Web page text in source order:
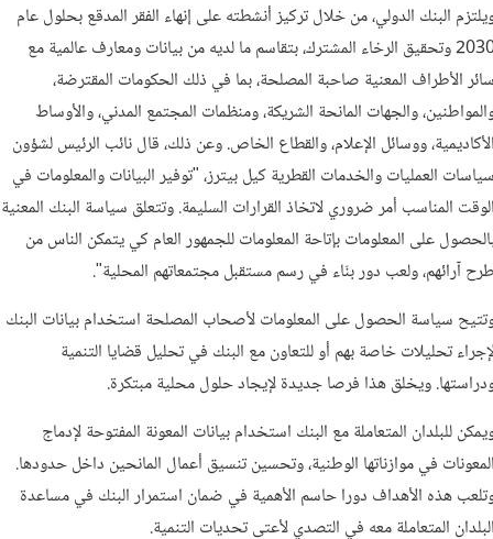
البنك الدولي، من خلال تركيز أنشطته على إنهاء الفقر المدقع بحلول عام
2030 وتحقيق الرخاء المشترك، بتقاسم ما لديه من بيانات ومعارف عالمية مع
الأطراف المعنية صاحبة المصلحة، بما في ذلك الحكومات المقترضة،
والجهات المانحة الشريكة، ومنظمات المجتمع المدني، والأوساط
ووسائل الإعلام، والقطاع الخاص. وعن ذلك، قال نائب الرئيس لشؤون
العمليات والخدمات القطرية كيل بيترز، "توفير البيانات والمعلومات في
المناسب أمر ضروري لاتخاذ القرارات السليمة. وتتعلق سياسة البنك المعنية
على المعلومات بإتاحة المعلومات للجمهور العام كي يتمكن الناس من
آرائهم، ولعب دور بنّاء في رسم مستقبل مجتمعاتهم المحلية".
سياسة الحصول على المعلومات لأصحاب المصلحة استخدام بيانات البنك
تحليلات خاصة بهم أو للتعاون مع البنك في تحليل قضايا التنمية
ويخلق هذا فرصا جديدة لإيجاد حلول محلية مبتكرة.
للبلدان المتعاملة مع البنك استخدام بيانات المعونة المفتوحة لإدماج
في موازناتها الوطنية، وتحسين تنسيق أعمال المانحين داخل حدودها.
هذه الأهداف دورا حاسم الأهمية في ضمان استمرار البنك في مساعدة
المتعاملة معه في التصدي لأعتى تحديات التنمية.